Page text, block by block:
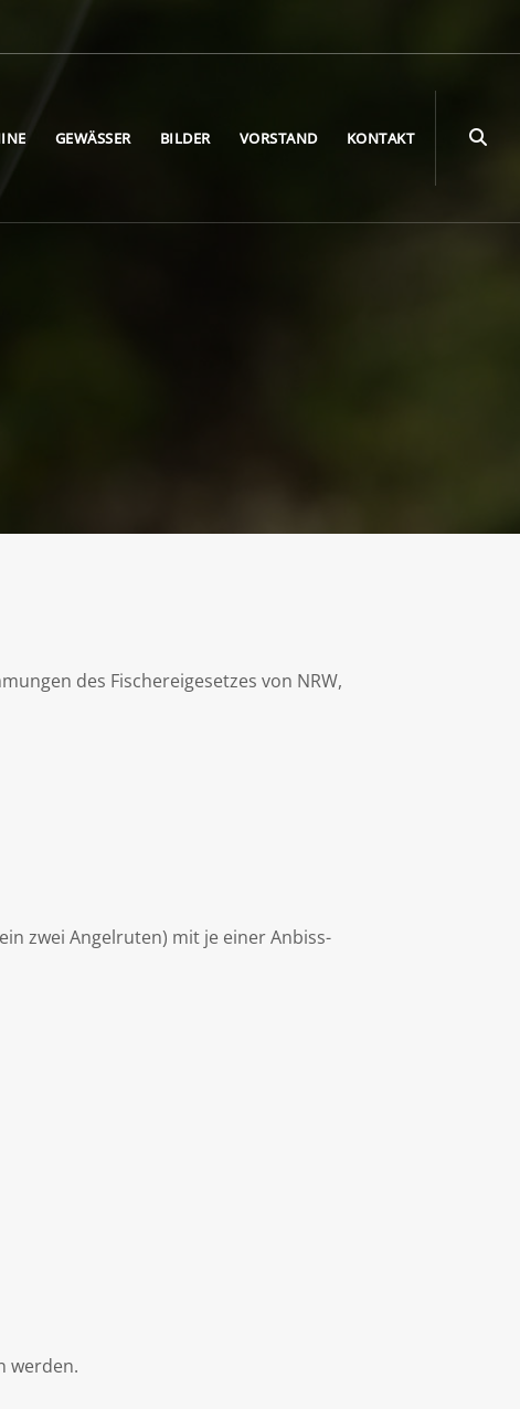
GEWÄSSER BILDER VORSTAND KONTAKT
des Fischereigesetzes von NRW,
zwei Angelruten) mit je einer Anbiss-
werden.